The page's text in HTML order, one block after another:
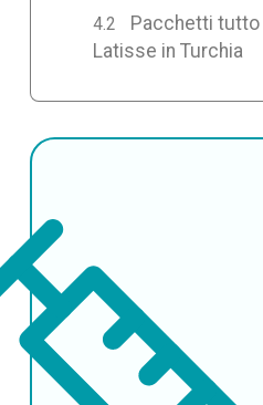
Pacchetti
Latisse in Turchia